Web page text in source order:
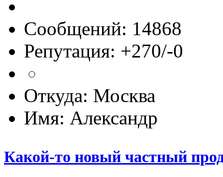
Сообщений: 14868
Репутация: +270/-0
Откуда: Москва
Имя: Александр
Какой-то новый частный